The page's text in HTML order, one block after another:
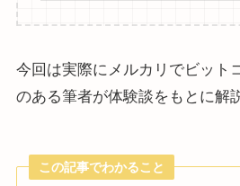
今回は実際にメルカリでビット
のある筆者が体験談をもとに解
この記事でわかること